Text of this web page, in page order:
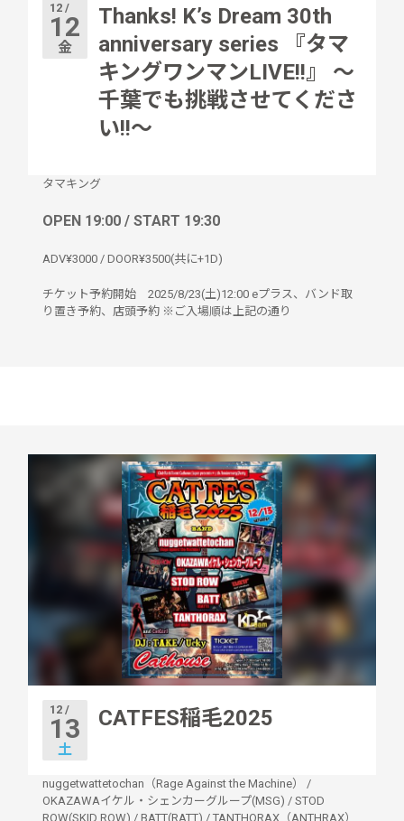
12 /
12
金
Thanks! K’s Dream 30th
anniversary series 『タマ
キングワンマンLIVE!!』 〜
千葉でも挑戦させてくださ
い!!〜
タマキング
OPEN 19:00 / START 19:30
ADV¥3000 / DOOR¥3500(共に+1D)
チケット予約開始 2025/8/23(土)12:00 eプラス、バンド取
り置き予約、店頭予約 ※ご入場順は上記の通り
12 /
13
土
CATFES稲毛2025
nuggetwattetochan（Rage Against the Machine）
/
OKAZAWAイケル・シェンカーグループ(MSG) / STOD
ROW(SKID ROW) / BATT(RATT) / TANTHORAX（ANTHRAX）